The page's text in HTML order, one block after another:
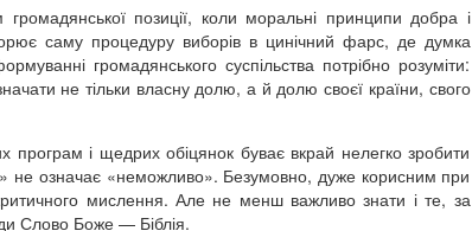
позиції, коли моральні принципи добра і
саму процедуру виборів в цинічний фарс, де думка
громадянського суспільства потрібно розуміти:
не тільки власну долю, а й долю своєї країни, свого
і щедрих обіцянок буває вкрай нелегко зробити
не означає «неможливо». Безумовно, дуже корисним при
мислення. Але не менш важливо знати і те, за
Слово Боже — Біблія.